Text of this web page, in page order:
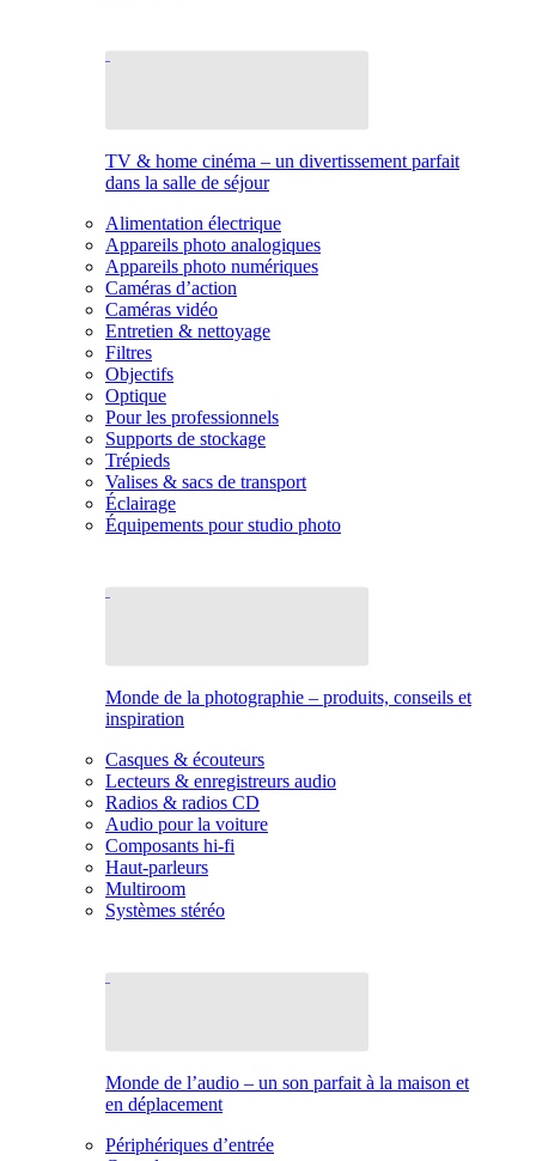
TV & home cinéma – un divertissement parfait
dans la salle de séjour
Alimentation électrique
Appareils photo analogiques
Appareils photo numériques
Caméras d’action
Caméras vidéo
Entretien & nettoyage
Filtres
Objectifs
Optique
Pour les professionnels
Supports de stockage
Trépieds
Valises & sacs de transport
Éclairage
Équipements pour studio photo
Monde de la photographie – produits, conseils et
inspiration
Casques & écouteurs
Lecteurs & enregistreurs audio
Radios & radios CD
Audio pour la voiture
Composants hi-fi
Haut-parleurs
Multiroom
Systèmes stéréo
Monde de l’audio – un son parfait à la maison et
en déplacement
Périphériques d’entrée